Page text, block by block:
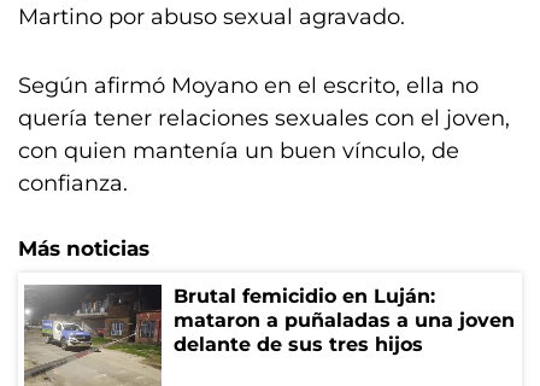
Martino por abuso sexual agravado.
Según afirmó Moyano en el escrito, ella no
quería tener relaciones sexuales con el joven,
con quien mantenía un buen vínculo, de
confianza.
Más noticias
Brutal femicidio en Luján:
mataron a puñaladas a una joven
delante de sus tres hijos